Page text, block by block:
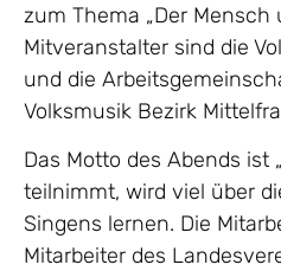
zum Thema „Der Mensch
Mitveranstalter sind die
und die
Volksmusik Bezirk
Das Motto des Abends ist
teilnimmt, wird viel über
Singens lernen. Die
Mitarbeiter des